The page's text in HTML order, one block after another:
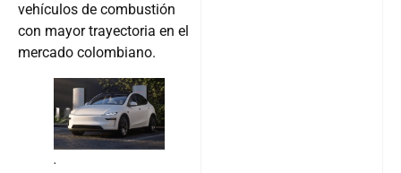
vehículos de combustión
con mayor trayectoria en el
mercado colombiano.
.